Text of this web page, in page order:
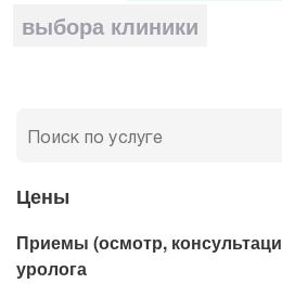
выбора клиники
Цены
Приемы (осмотр,
уролога